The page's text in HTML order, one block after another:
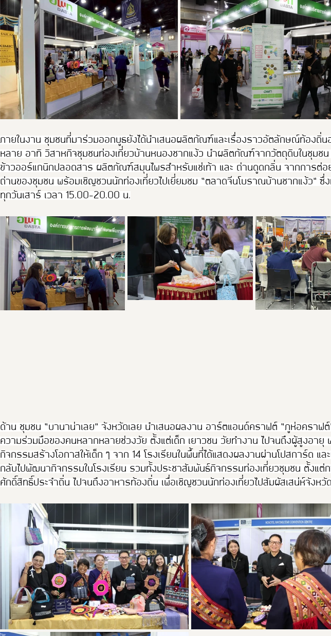
ภายในงาน ชุมชนที่มาร่วมออกบูธยังได้นำเสนอผลิตภัณฑ์และเรื่องราวอัตลักษณ์ท้องถิ่น
หลาย อาทิ วิสาหกิจชุมชนท่องเที่ยวบ้านหนองชากแง้ว นำผลิตภัณฑ์จากวัตถุดิบในชุมชน
ข้าวออร์แกนิกปลอดสาร ผลิตภัณฑ์สมุนไพรสำหรับแช่เท้า และ ถ่านดูดกลิ่น จากการต่อ
ถ่านของชุมชน พร้อมเชิญชวนนักท่องเที่ยวไปเยี่ยมชม “ตลาดจีนโบราณบ้านชากแง้ว” ซึ่
ทุกวันเสาร์ เวลา 15.00–20.00 น.
ด้าน ชุมชน “บานาน่าเลย” จังหวัดเลย นำเสนอผลงาน อาร์ตแอนด์คราฟต์ “ภูห่อคราฟต์
ความร่วมมือของคนหลากหลายช่วงวัย ตั้งแต่เด็ก เยาวชน วัยทำงาน ไปจนถึงผู้สูงอายุ
กิจกรรมสร้างโอกาสให้เด็ก ๆ จาก 14 โรงเรียนในพื้นที่ได้แสดงผลงานผ่านโปสการ์ด แล
กลับไปพัฒนากิจกรรมในโรงเรียน รวมทั้งประชาสัมพันธ์กิจกรรมท่องเที่ยวชุมชน ตั้งแต่ก
ศักดิ์สิทธิ์ประจำถิ่น ไปจนถึงอาหารท้องถิ่น เพื่อเชิญชวนนักท่องเที่ยวไปสัมผัสเสน่ห์จังหวั